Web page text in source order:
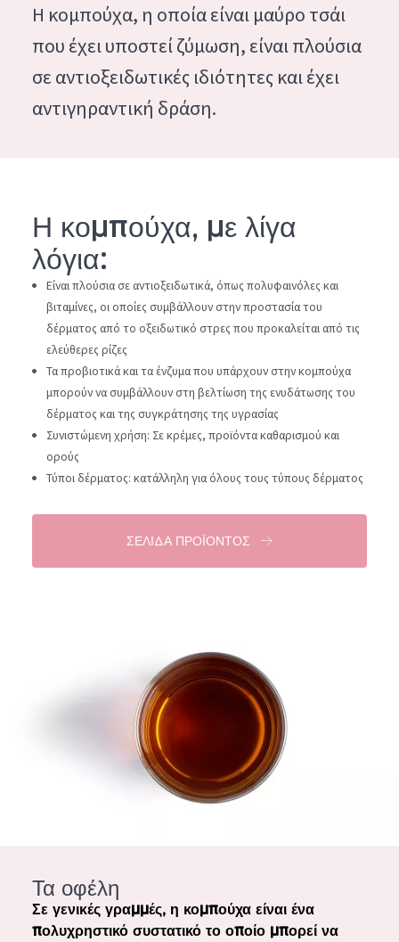
Ενυδάτωση και λάμψη
Πρόβλημα στην επιδερμίδα: Μείωση των ρυτίδων
Πρόβλημα στην επιδερμίδα: Ανάπλαση
Συσφιξη
ΚΡΕΜΑ ΝΥΧΤΑΣ
ΚΡΕΜΑ ΜΑΤΙΩΝ
ορός
ΚΑΘΑΡΙΣΜΟΣ
Essentials
Lift+
Expert
ΤΥΠΟΣ ΔΕΡΜΑΤΟΣ
ΕΥΑΙΣΘΗΤΟ ΔΕΡΜΑ
ΔΕΡΜΑ ΠΟΥ ΕΚΤΙΘΕΤΑΙ ΣΤΟΝ ΗΛΙΟ
German
Spanish
Η κομπούχα, η οποία είναι μαύρο τσάι
που έχει υποστεί ζύμωση, είναι πλούσια
σε αντιοξειδωτικές ιδιότητες και έχει
αντιγηραντική δράση.
Η κομπούχα, με λίγα
λόγια:
Είναι πλούσια σε αντιοξειδωτικά, όπως πολυφαινόλες και
βιταμίνες, οι οποίες συμβάλλουν στην προστασία του
δέρματος από το οξειδωτικό στρες που προκαλείται από τις
ελεύθερες ρίζες
Τα προβιοτικά και τα ένζυμα που υπάρχουν στην κομπούχα
μπορούν να συμβάλλουν στη βελτίωση της ενυδάτωσης του
δέρματος και της συγκράτησης της υγρασίας
Συνιστώμενη χρήση: Σε κρέμες, προϊόντα καθαρισμού και
ορούς
Τύποι δέρματος: κατάλληλη για όλους τους τύπους δέρματος
ΣΕΛΊΔΑ ΠΡΟΪΌΝΤΟΣ
Τα οφέλη
Σε γενικές γραμμές, η κομπούχα είναι ένα
πολυχρηστικό συστατικό το οποίο μπορεί να